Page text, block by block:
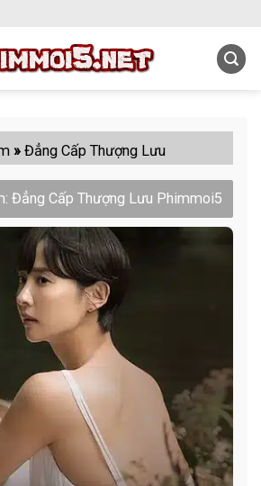
»Đẳng Cấp Thượng Lưu
Đẳng Cấp Thượng Lưu Phimmoi5